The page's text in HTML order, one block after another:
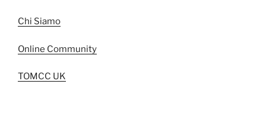
Chi Siamo
Online Community
TOMCC UK